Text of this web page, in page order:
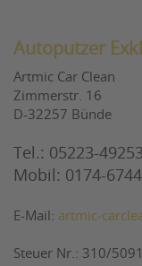
Autoputzer
Artmic Car Clean
Zimmerstr. 16
D-32257 Bünde
Tel.: 05223-
Mobil: 0174-
E-Mail: artmic-
Steuer Nr.: 310/